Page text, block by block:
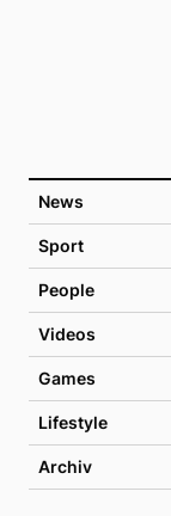
News
Sport
People
Videos
Games
Lifestyle
Archiv